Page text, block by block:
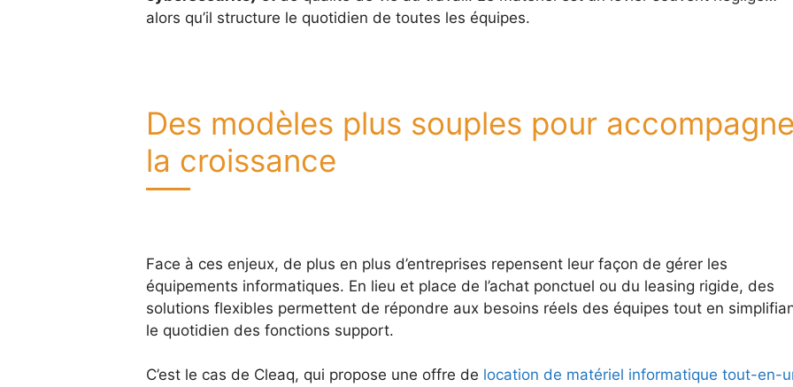
alors qu’il structure le quotidien de toutes les équipes.
Des modèles plus souples pour
la croissance
Face à ces enjeux, de plus en plus d’entreprises repensent leur façon de gérer les
équipements informatiques. En lieu et place de l’achat ponctuel ou du leasing rigide, des
solutions flexibles permettent de répondre aux besoins réels des équipes tout en
le quotidien des fonctions support.
C’est le cas de Cleaq, qui propose une offre de location de matériel informatique tout-en-